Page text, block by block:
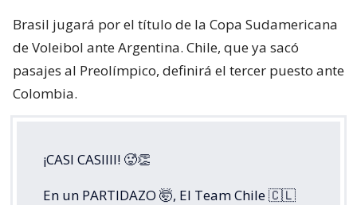
Brasil jugará por el título de la Copa Sudamericana
de Voleibol ante Argentina. Chile, que ya sacó
pasajes al Preolímpico, definirá el tercer puesto ante
Colombia.
¡CASI CASIIII! 🥵👏
En un PARTIDAZO 🤯, El Team Chile 🇨🇱